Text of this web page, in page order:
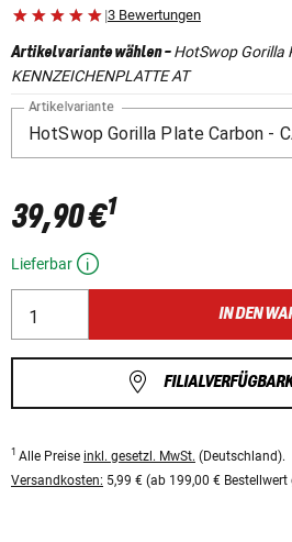
|3 Bewertungen
Artikelvariante wählen-HotSwop Gorilla
KENNZEICHENPLATTE AT
Artikelvariante
39,90 €1
Lieferbar
IN DEN
1 Alle Preise inkl. gesetzl. MwSt. (Deutschland).
Versandkosten: 5,99 € (ab 199,00 € Bestellwert